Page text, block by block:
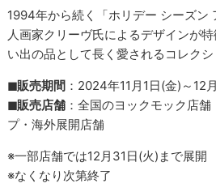
1994年から続く「ホリデー シーズン
人画家クリーヴ氏によるデザインが
い出の品として長く愛されるコレクシ
◼︎販売期間 ：2024年11月1日(金)～12
◼︎販売店舗 ：全国のヨックモック店
プ・海外展開店舗
※一部店舗では12月31日(火)まで展開
※なくなり次第終了